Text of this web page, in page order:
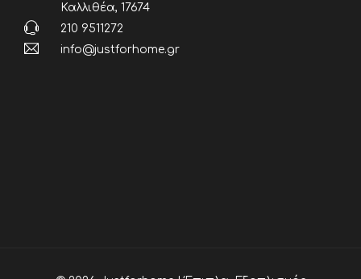
Καλλιθέα, 17674
210 9511272
info@justforhome.gr